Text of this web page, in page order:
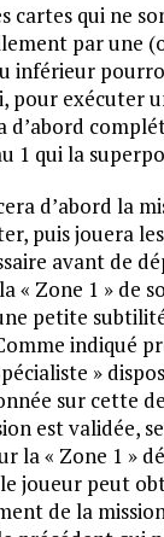
cartes qui ne
par une
inférieur
pour exécuter
d’abord
1 qui la
d’abord la
puis jouera
avant de
« Zone 1 » de
petite
indiqué
»
sur cette
est validée,
la « Zone 1 »
joueur peut
de la